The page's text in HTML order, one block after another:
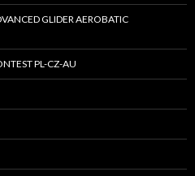
GLIDER AEROBATIC
PL-CZ-AU